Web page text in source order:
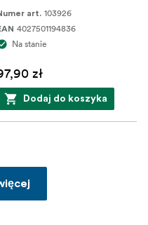
art. 103926
4027501194836
Na stanie
zł
Dodaj do koszyka